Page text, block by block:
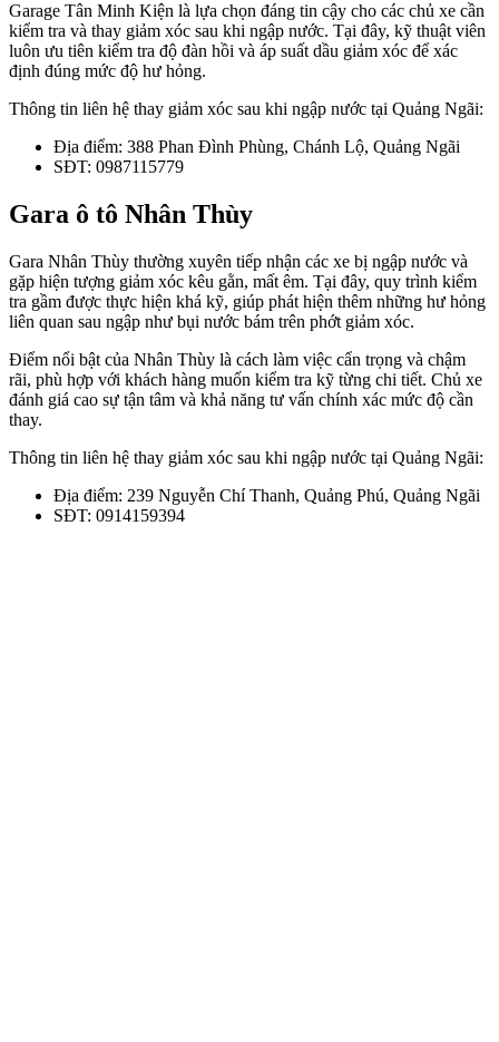
Garage Tân Minh Kiện là lựa chọn đáng tin cậy cho các chủ xe cần
kiểm tra và thay giảm xóc sau khi ngập nước. Tại đây, kỹ thuật viên
luôn ưu tiên kiểm tra độ đàn hồi và áp suất dầu giảm xóc để xác
định đúng mức độ hư hỏng.
Thông tin liên hệ thay giảm xóc sau khi ngập nước tại Quảng Ngãi:
Địa điểm: 388 Phan Đình Phùng, Chánh Lộ, Quảng Ngãi
SĐT: 0987115779
Gara ô tô Nhân Thùy
Gara Nhân Thùy thường xuyên tiếp nhận các xe bị ngập nước và
gặp hiện tượng giảm xóc kêu gằn, mất êm. Tại đây, quy trình kiểm
tra gầm được thực hiện khá kỹ, giúp phát hiện thêm những hư hỏng
liên quan sau ngập như bụi nước bám trên phớt giảm xóc.
Điểm nổi bật của Nhân Thùy là cách làm việc cẩn trọng và chậm
rãi, phù hợp với khách hàng muốn kiểm tra kỹ từng chi tiết. Chủ xe
đánh giá cao sự tận tâm và khả năng tư vấn chính xác mức độ cần
thay.
Thông tin liên hệ thay giảm xóc sau khi ngập nước tại Quảng Ngãi:
Địa điểm: 239 Nguyễn Chí Thanh, Quảng Phú, Quảng Ngãi
SĐT: 0914159394